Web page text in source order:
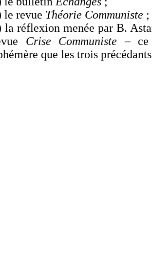
le revue Théorie Communiste ;
la réflexion menée par B.
Crise Communiste – ce
que les trois